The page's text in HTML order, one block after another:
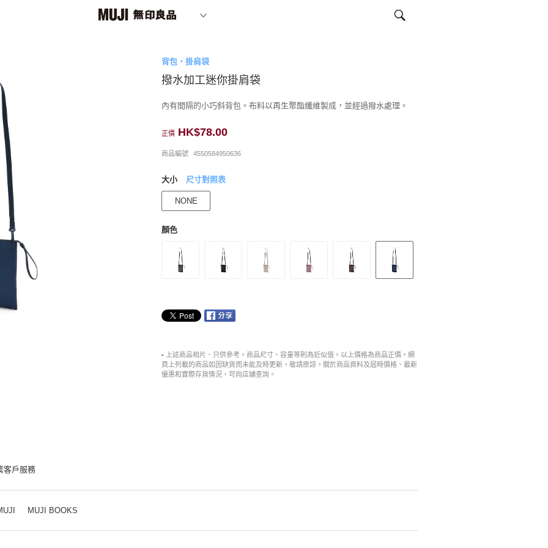
背包・掛肩袋
撥水加工迷你掛肩袋
內有間隔的小巧斜背包。布料以再生聚酯纖維製成，並經過撥水處理。
正價 HK$78.00
商品編號 4550584950636
大小 尺寸對照表
NONE
顏色
• 上述商品相片、只供參考。商品尺寸、容量等則為近似值。以上價格為商品正價。網
頁上列載的商品如因缺貨而未能及時更新，敬請原諒。關於商品資料及屆時價格、最新
優惠和實際存貨情況，可向店舖查詢。
客戶服務
MUJI BOOKS